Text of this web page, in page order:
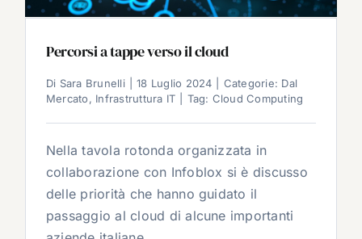
Percorsi a tappe verso il cloud
Di Sara Brunelli 18 Luglio 2024 Categorie: Dal
Mercato, Infrastruttura IT Tag: Cloud Computing
Nella tavola rotonda organizzata in
collaborazione con Infoblox si è discusso
delle priorità che hanno guidato il
passaggio al cloud di alcune importanti